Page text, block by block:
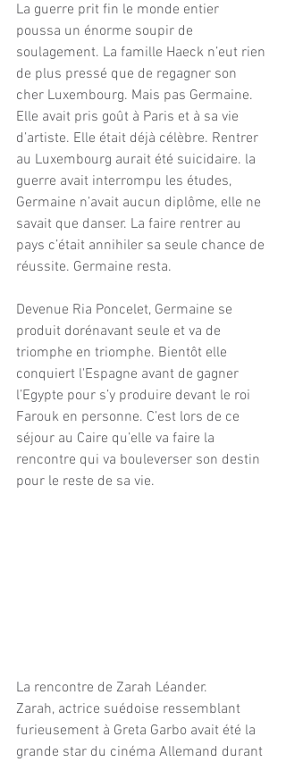
La guerre prit fin le monde entier
poussa un énorme soupir de
soulagement. La famille Haeck n’eut rien
de plus pressé que de regagner son
cher Luxembourg. Mais pas Germaine.
Elle avait pris goût à Paris et à sa vie
d’artiste. Elle était déjà célèbre. Rentrer
au Luxembourg aurait été suicidaire. la
guerre avait interrompu les études,
Germaine n’avait aucun diplôme, elle ne
savait que danser. La faire rentrer au
pays c’était annihiler sa seule chance de
réussite. Germaine resta.
Devenue Ria Poncelet, Germaine se
produit dorénavant seule et va de
triomphe en triomphe. Bientôt elle
conquiert l'Espagne avant de gagner
l’Egypte pour s’y produire devant le roi
Farouk en personne. C’est lors de ce
séjour au Caire qu’elle va faire la
rencontre qui va bouleverser son destin
pour le reste de sa vie.
La rencontre de Zarah Léander.
Zarah, actrice suédoise ressemblant
furieusement à Greta Garbo avait été la
grande star du cinéma Allemand durant